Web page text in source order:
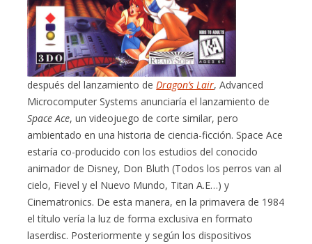
después del lanzamiento de Dragon’s Lair, Advanced
Microcomputer Systems anunciaría el lanzamiento de
Space Ace, un videojuego de corte similar, pero
ambientado en una historia de ciencia-ficción. Space Ace
estaría co-producido con los estudios del conocido
animador de Disney, Don Bluth (Todos los perros van al
cielo, Fievel y el Nuevo Mundo, Titan A.E…) y
Cinematronics. De esta manera, en la primavera de 1984
el título vería la luz de forma exclusiva en formato
laserdisc. Posteriormente y según los dispositivos